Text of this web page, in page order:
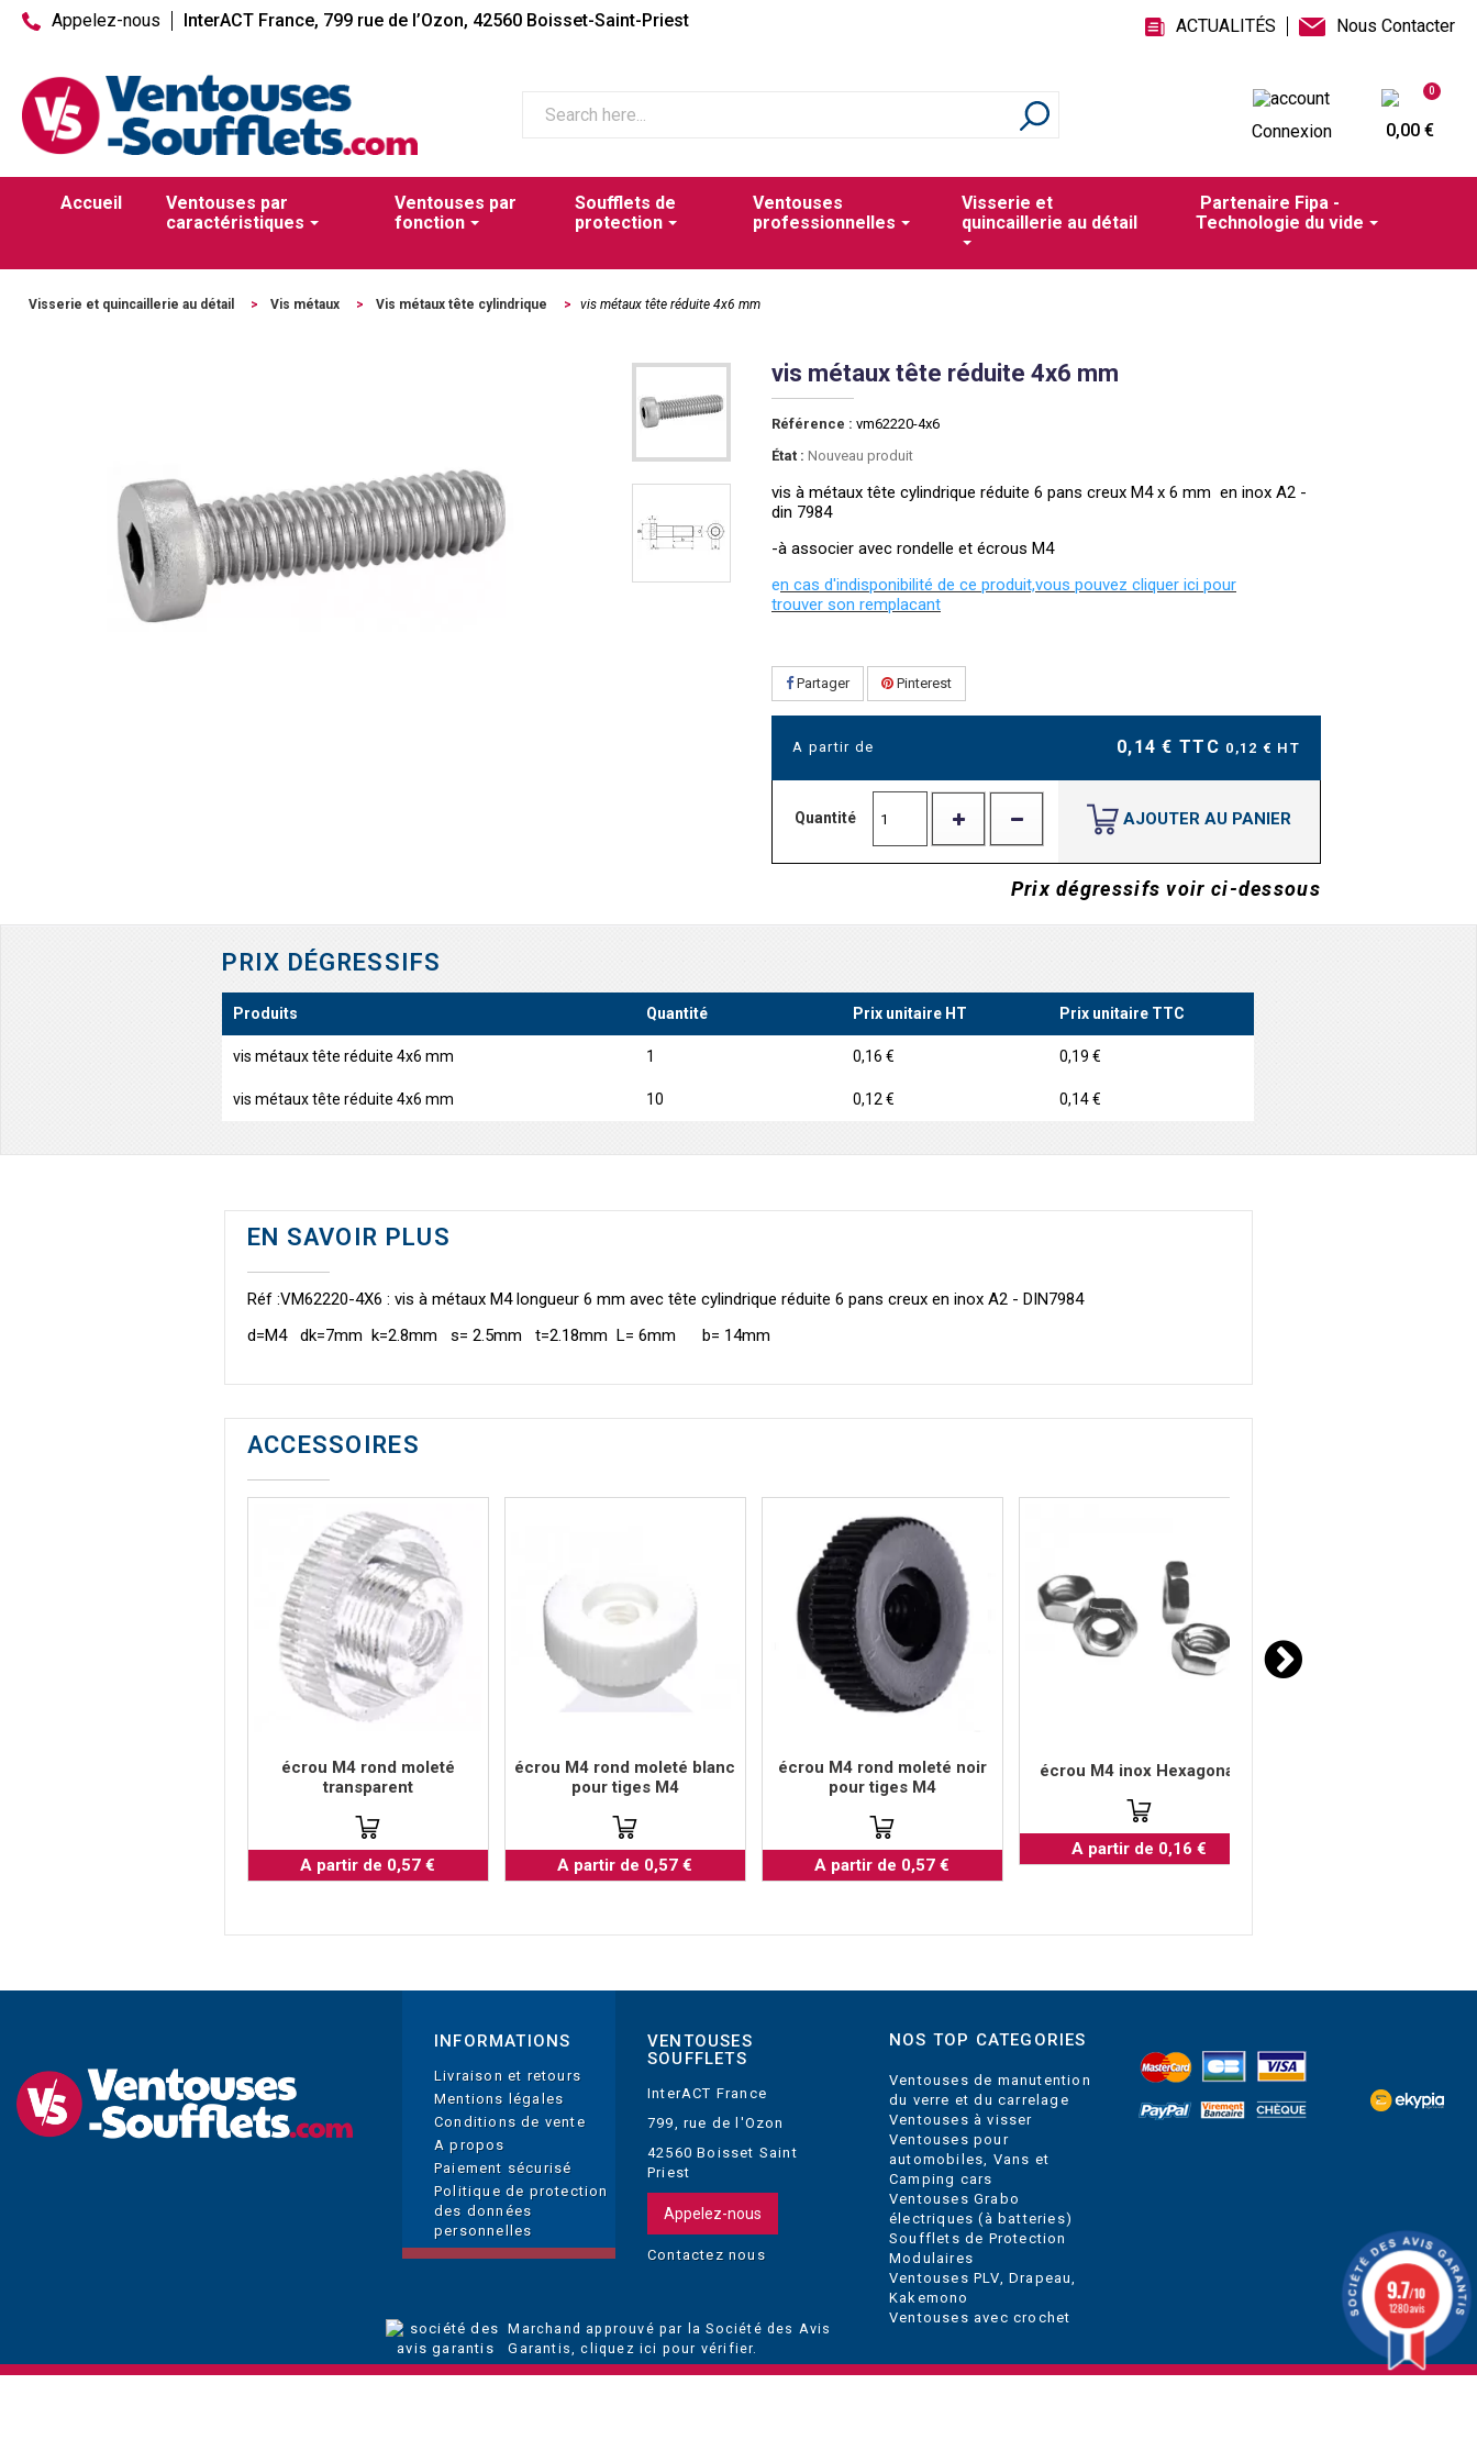
Appelez-nous InterACT France, 799 rue de l’Ozon, 42560 Boisset-Saint-Priest ACTUALITÉS Nous Contacter
Connexion
0
0,00 €
Accueil
Ventouses par
caractéristiques
Ventouses par
fonction
Soufflets de
protection
Ventouses
professionnelles
Visserie et
quincaillerie au détail
Partenaire Fipa -
Technologie du vide
Visserie et quincaillerie au détail > Vis métaux > Vis métaux tête cylindrique > vis métaux tête réduite 4x6 mm
vis métaux tête réduite 4x6 mm
Référence : vm62220-4x6
État : Nouveau produit
vis à métaux tête cylindrique réduite 6 pans creux M4 x 6 mm en inox A2 -
din 7984
-à associer avec rondelle et écrous M4
en cas d'indisponibilité de ce produit,vous pouvez cliquer ici pour
trouver son remplacant
Partager Pinterest
A partir de 0,14 € TTC 0,12 € HT
Quantité AJOUTER AU PANIER
Prix dégressifs voir ci-dessous
PRIX DÉGRESSIFS
Produits Quantité Prix unitaire HT Prix unitaire TTC
vis métaux tête réduite 4x6 mm 1 0,16 € 0,19 €
vis métaux tête réduite 4x6 mm 10 0,12 € 0,14 €
EN SAVOIR PLUS
Réf :VM62220-4X6 : vis à métaux M4 longueur 6 mm avec tête cylindrique réduite 6 pans creux en inox A2 - DIN7984
d=M4 dk=7mm k=2.8mm s= 2.5mm t=2.18mm L= 6mm b= 14mm
ACCESSOIRES
écrou M4 rond moleté
transparent
A partir de 0,57 €
écrou M4 rond moleté blanc
pour tiges M4
A partir de 0,57 €
écrou M4 rond moleté noir
pour tiges M4
A partir de 0,57 €
écrou M4 inox Hexagonal
A partir de 0,16 €
INFORMATIONS
Livraison et retours
Mentions légales
Conditions de vente
A propos
Paiement sécurisé
Politique de protection
des données
personnelles
VENTOUSES
SOUFFLETS
InterACT France
799, rue de l'Ozon
42560 Boisset Saint
Priest
Appelez-nous
Contactez nous
Marchand approuvé par la Société des Avis
Garantis,cliquez ici pour vérifier.
NOS TOP CATEGORIES
Ventouses de manutention
du verre et du carrelage
Ventouses à visser
Ventouses pour
automobiles, Vans et
Camping cars
Ventouses Grabo
électriques (à batteries)
Soufflets de Protection
Modulaires
Ventouses PLV, Drapeau,
Kakemono
Ventouses avec crochet
9.7/10
1280 avis